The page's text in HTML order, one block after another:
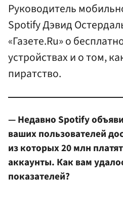
Руководитель
Spotify Дэвид
«Газете.Ru» о
устройствах и о том,
пиратство.
— Недавно Spotify
ваших пользователей
из которых 20 млн
аккаунты. Как вам
показателей?